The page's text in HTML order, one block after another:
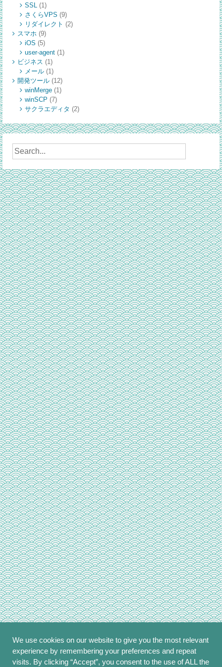
SSL(1)
さくらVPS (9)
リダイレクト (2)
スマホ (9)
iOS (5)
user-agent(1)
ビジネス (1)
メール(1)
開発ツール(12)
winMerge(1)
winSCP (7)
サクラエディタ (2)
We use cookies on our website to give you the most relevant
experience by remembering your preferences and repeat
visits. By clicking “Accept”, you consent to the use of ALL the